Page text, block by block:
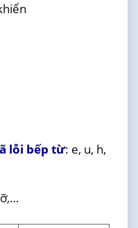
lỗi bếp từ: e, u, h,